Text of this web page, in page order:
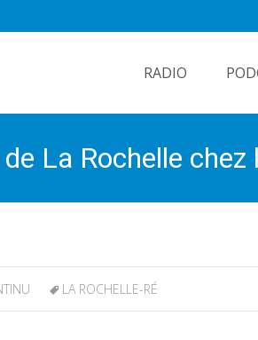
RADIO
La Rochelle
LA ROCHELLE-RÉ